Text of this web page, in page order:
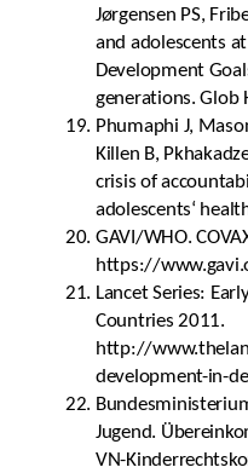
Jørgensen PS,
and adolescents
Development
generations. Glob
Phumaphi J,
Killen B,
crisis of
adolescents‘
GAVI/WHO.
https://
Lancet Series:
Countries 2011.
http://
development-in-
Jugend.
VN-